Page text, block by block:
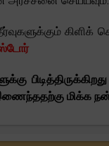
கிளிக்
மிக்க